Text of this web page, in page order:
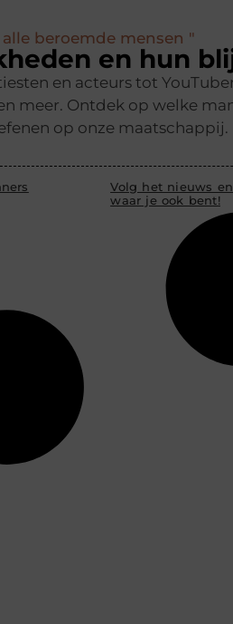
beroemde mensen "
en hun
en acteurs tot
meer. Ontdek op welke
op onze maatschappij.
Volg het nieuws
waar je ook bent!